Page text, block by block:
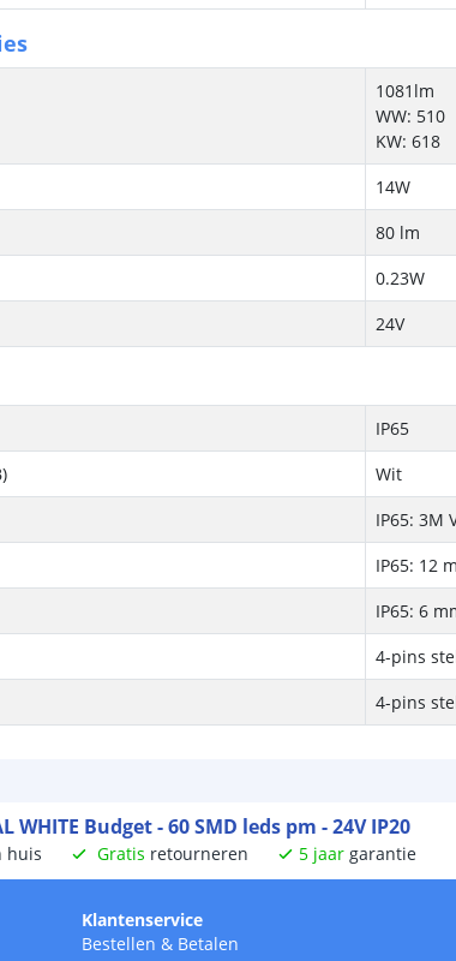
1081lm
WW: 510
KW: 618
14W
80 lm
0.23W
24V
IP65
Wit
IP65: 3M
IP65: 12
IP65: 6
4-pins
4-pins
WHITE Budget - 60 SMD leds pm - 24V IP20
huis Gratis retourneren 5 jaar garantie
Klantenservice
Bestellen & Betalen